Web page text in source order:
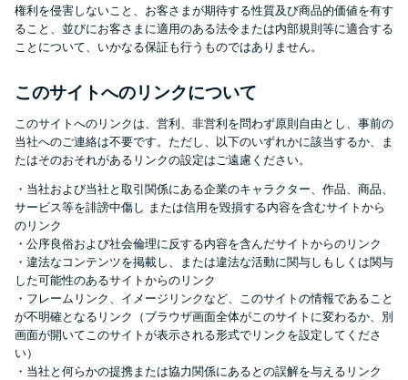
る？ 自分がブラックか確かめる
方法
アコムとレイクどっちがいい
の？ カードローンの選び方を徹
底解説！
プロミスの返済方法を徹底解
説！ もっとも便利でお得な返済
方法はどれ？
年収が低い＆他社借入があると
落ちる？バンクイックの口コミ
権利を侵害しないこと、お客さまが期待する性質及び商品的価値を有す
ること、並びにお客さまに適用のある法令または内部規則等に適合する
ことについて、いかなる保証も行うものではありません。
このサイトへのリンクについて
このサイトへのリンクは、営利、非営利を問わず原則自由とし、事前の
当社へのご連絡は不要です。ただし、以下のいずれかに該当するか、ま
たはそのおそれがあるリンクの設定はご遠慮ください。
・当社および当社と取引関係にある企業のキャラクター、作品、商品、
サービス等を誹謗中傷し または信用を毀損する内容を含むサイトから
のリンク
・公序良俗および社会倫理に反する内容を含んだサイトからのリンク
・違法なコンテンツを掲載し、または違法な活動に関与しもしくは関与
した可能性のあるサイトからのリンク
・フレームリンク、イメージリンクなど、このサイトの情報であること
が不明確となるリンク（ブラウザ画面全体がこのサイトに変わるか、別
画面が開いてこのサイトが表示される形式でリンクを設定してくださ
い）
・当社と何らかの提携または協力関係にあるとの誤解を与えるリンク